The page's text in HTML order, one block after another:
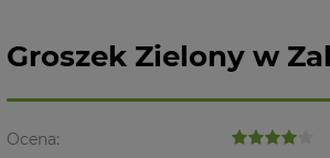
Groszek Zielony w
Ocena: